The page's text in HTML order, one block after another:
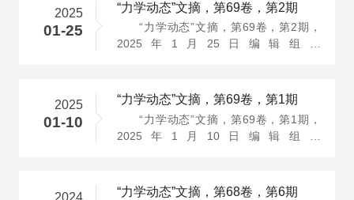
2025
01-25
“力学动态”文摘，第69卷，第2期
“力学动态”文摘，第69卷，第2期，
2025年1月25日编辑组：
2025
01-10
“力学动态”文摘，第69卷，第1期
“力学动态”文摘，第69卷，第1期，
2025年1月10日编辑组：
“力学动态”文摘，第68卷，第6期